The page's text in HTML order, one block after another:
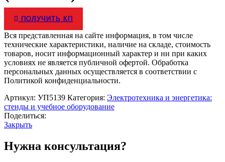
ПОЛУЧИТЬ КП
Вся представленная на сайте информация, в том числе
технические характеристики, наличие на складе, стоимость
товаров, носит информационный характер и ни при каких
условиях не является публичной офертой. Обработка
персональных данных осуществляется в соответствии с
Политикой конфиденциальности.
Артикул: УП5139 Категория: Электротехника и энергетика:
стенды и учебное оборудование
Поделиться:
Закрыть
Нужна консультация?